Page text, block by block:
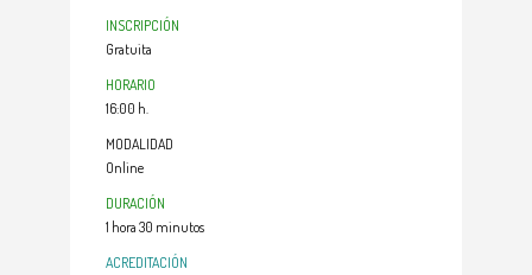
INSCRIPCIÓN
Gratuita
HORARIO
16:00 h.
MODALIDAD
Online
DURACIÓN
1 hora 30 minutos
ACREDITACIÓN